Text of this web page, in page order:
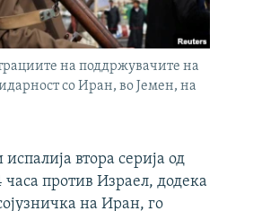
на поддржувачите на
со Иран, во Јемен, на
втора серија од
часа против Израел, додека
на Иран, го